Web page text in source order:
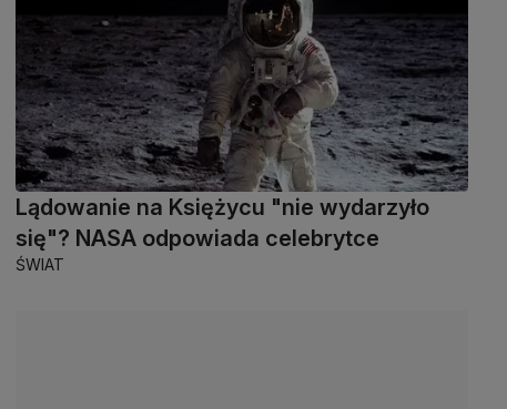
Lądowanie na Księżycu "nie wydarzyło
się"? NASA odpowiada celebrytce
ŚWIAT